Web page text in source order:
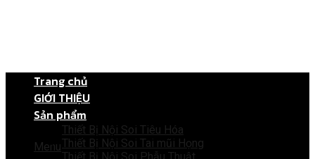
Menu
Trang chủ
GIỚI THIỆU
Sản phẩm
Thiết Bị Nội Soi Tiêu Hóa
Thiết Bị Nội Soi Tai mũi Họng